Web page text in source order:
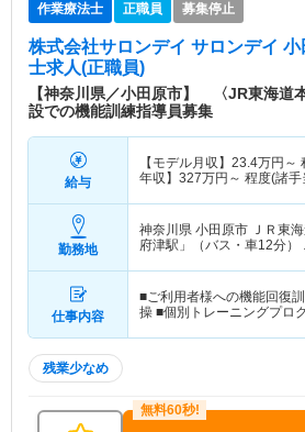
作業療法士 正職員 募集停止
株式会社サロンデイ サロンデイ 小
士求人(正職員)
【神奈川県／小田原市】 〈JR東海道
設での機能訓練指導員募集
給与
【モデル月収】 23.4万円～
年収】 327万円～ 程度(諸手
勤務地
神奈川県 小田原市 ＪＲ東
府津駅」（バス・車12分）
仕事内容
■ご利用者様への機能回復
操 ■個別トレーニングプロ
残業少なめ